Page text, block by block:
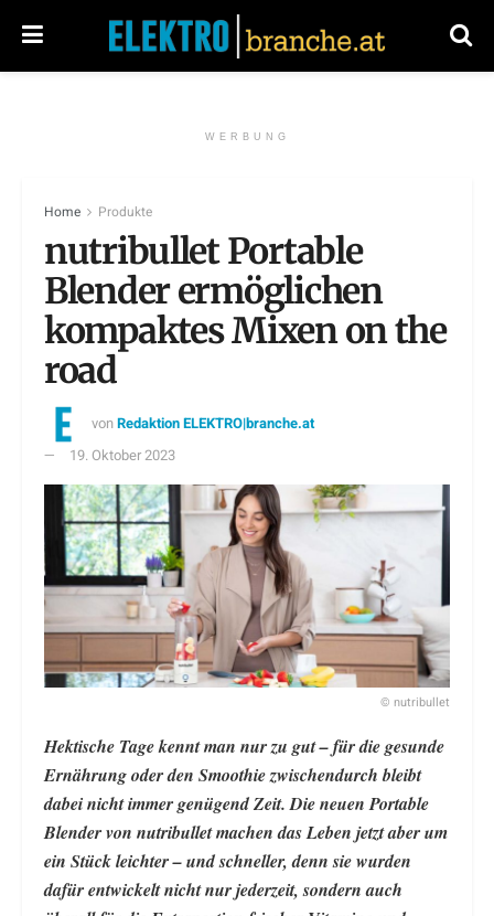
WERBUNG
Home Produkte
nutribullet Portable
Blender ermöglichen
kompaktes Mixen on the
road
vonRedaktion ELEKTRO|branche.at
19. Oktober 2023
© nutribullet
Hektische Tage kennt man nur zu gut – für die gesunde
Ernährung oder den Smoothie zwischendurch bleibt
dabei nicht immer genügend Zeit. Die neuen Portable
Blender von nutribullet machen das Leben jetzt aber um
ein Stück leichter – und schneller, denn sie wurden
dafür entwickelt nicht nur jederzeit, sondern auch